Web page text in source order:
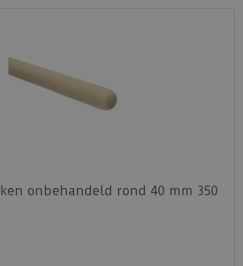
onbehandeld rond 40 mm 350